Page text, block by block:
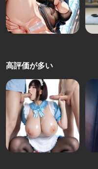
高評価が多い